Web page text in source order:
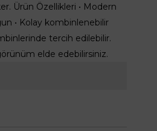
Ürün Özellikleri • Modern
• Kolay kombinlenebilir
tercih edilebilir.
elde edebilirsiniz.